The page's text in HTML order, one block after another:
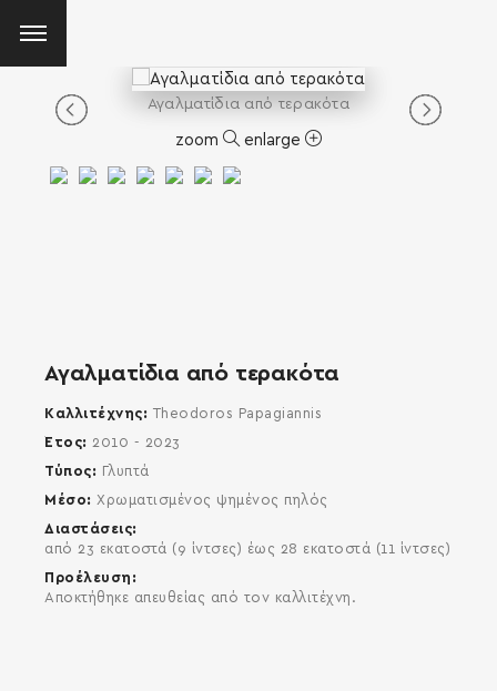
Αγαλματίδια από τερακότα
zoom enlarge
Αγαλματίδια από τερακότα
Καλλιτέχνης
Theodoros Papagiannis
Έτος
2010 - 2023
Τύπος
Γλυπτά
Μέσο
Χρωματισμένος ψημένος πηλός
Διαστάσεις
από 23 εκατοστά (9 ίντσες) έως 28 εκατοστά (11 ίντσες)
Προέλευση
Αποκτήθηκε απευθείας από τον καλλιτέχνη.